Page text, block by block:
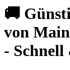
🚚
von
-